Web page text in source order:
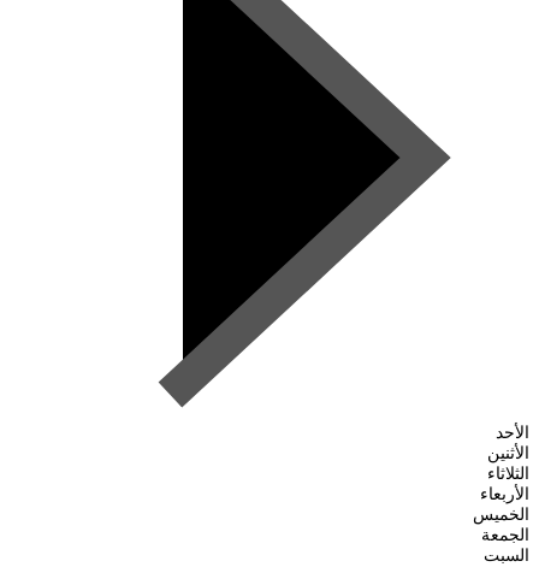
الأحد
الأثنين
الثلاثاء
الأربعاء
الخميس
الجمعة
السبت